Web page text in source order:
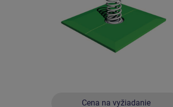
Cena na vyžiadanie